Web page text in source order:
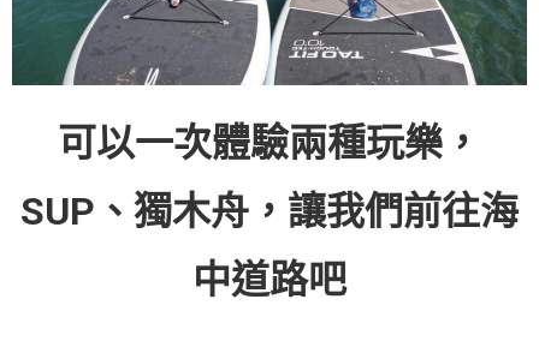
可以一次體驗兩種玩樂，
SUP、獨木舟，讓我們前往海
中道路吧